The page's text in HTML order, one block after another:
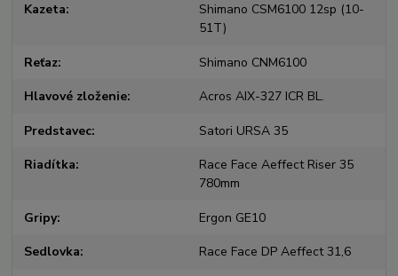
Kazeta
Shimano CSM6100 12sp (10-
51T)
Reťaz Shimano CNM6100
Hlavové zloženie Acros AIX-327 ICR BL.
Predstavec Satori URSA 35
Riadítka
Race Face Aeffect Riser 35
780mm
Gripy Ergon GE10
Sedlovka Race Face DP Aeffect 31,6